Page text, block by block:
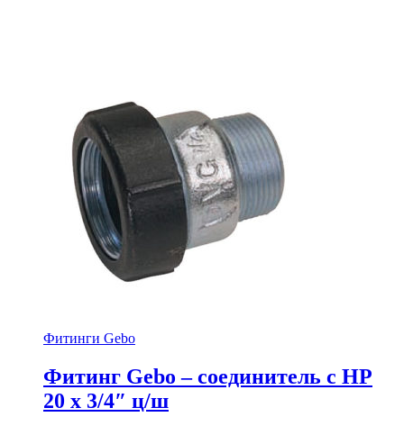
Фитинги Gebo
Фитинг Gebo – соединитель с НР
20 x 3/4″ ц/ш